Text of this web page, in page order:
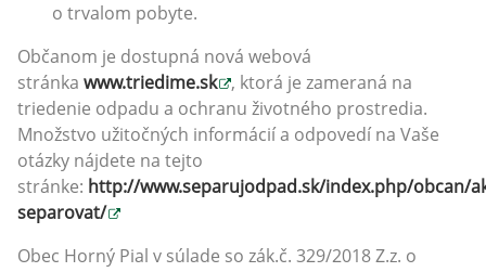
o trvalom pobyte.
Občanom je dostupná nová webová
stránka www.triedime.sk
, ktorá je zameraná na
triedenie odpadu a ochranu životného prostredia.
Množstvo užitočných informácií a odpovedí na Vaše
otázky nájdete na tejto
stránke: http://www.separujodpad.sk/index.php/obcan/
separovat/
Obec Horný Pial v súlade so zák.č. 329/2018 Z.z. o